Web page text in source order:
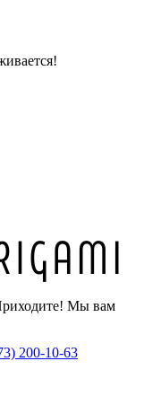
Мы вам
200-10-63